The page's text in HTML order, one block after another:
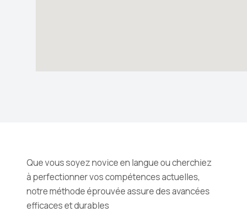
Que vous soyez novice en langue ou cherchiez
à perfectionner vos compétences actuelles,
notre méthode éprouvée assure des avancées
efficaces et durables